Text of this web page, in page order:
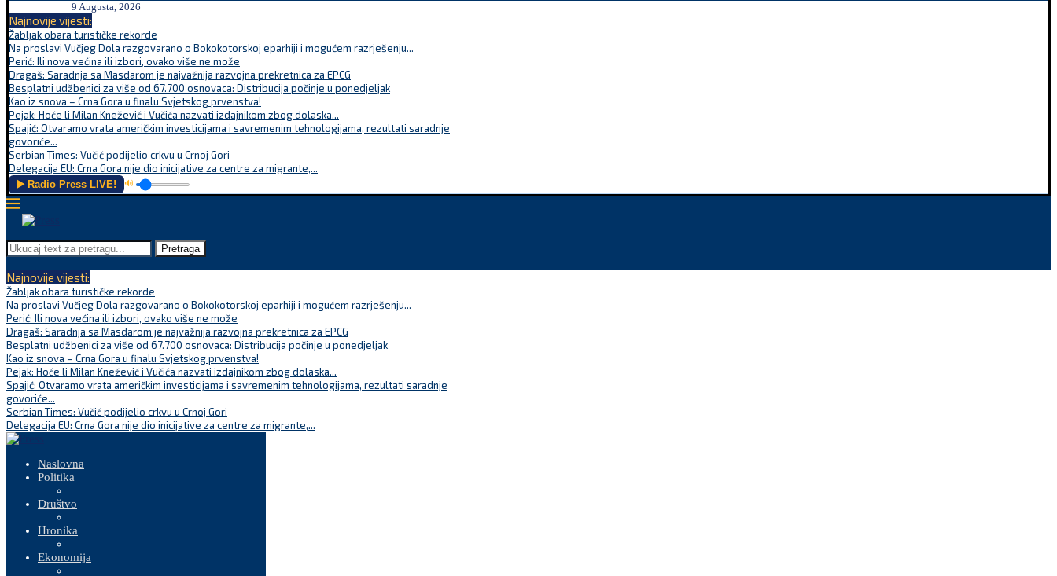
9 Augusta, 2026
Najnovije vijesti:
Žabljak obara turističke rekorde
Na proslavi Vučjeg Dola razgovarano o Bokokotorskoj eparhiji i mogućem razrješenju...
Perić: Ili nova većina ili izbori, ovako više ne može
Dragaš: Saradnja sa Masdarom je najvažnija razvojna prekretnica za EPCG
Besplatni udžbenici za više od 67.700 osnovaca: Distribucija počinje u ponedjeljak
Kao iz snova – Crna Gora u finalu Svjetskog prvenstva!
Pejak: Hoće li Milan Knežević i Vučića nazvati izdajnikom zbog dolaska...
Spajić: Otvaramo vrata američkim investicijama i savremenim tehnologijama, rezultati saradnje
govoriće...
Serbian Times: Vučić podijelio crkvu u Crnoj Gori
Delegacija EU: Crna Gora nije dio inicijative za centre za migrante,...
▶️ Radio Press LIVE! 🔊
Pretraga
Najnovije vijesti:
Žabljak obara turističke rekorde
Na proslavi Vučjeg Dola razgovarano o Bokokotorskoj eparhiji i mogućem razrješenju...
Perić: Ili nova većina ili izbori, ovako više ne može
Dragaš: Saradnja sa Masdarom je najvažnija razvojna prekretnica za EPCG
Besplatni udžbenici za više od 67.700 osnovaca: Distribucija počinje u ponedjeljak
Kao iz snova – Crna Gora u finalu Svjetskog prvenstva!
Pejak: Hoće li Milan Knežević i Vučića nazvati izdajnikom zbog dolaska...
Spajić: Otvaramo vrata američkim investicijama i savremenim tehnologijama, rezultati saradnje
govoriće...
Serbian Times: Vučić podijelio crkvu u Crnoj Gori
Delegacija EU: Crna Gora nije dio inicijative za centre za migrante,...
Naslovna
Politika
Društvo
Hronika
Ekonomija